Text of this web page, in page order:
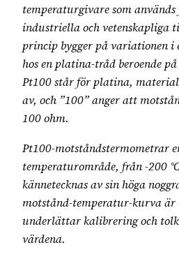
temperaturgivare som
industriella och vetenskapliga
princip bygger på variationen i
hos en platina-tråd beroende
Pt100 står för platina,
av, och ”100” anger att
100 ohm.
Pt100-motståndstermometrar
temperaturområde, från -200
kännetecknas av sin höga
motstånd-temperatur-kurva
underlättar kalibrering och
värdena.